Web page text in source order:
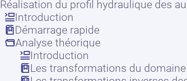
Réalisation du profil hydraulique des
Introduction
Démarrage rapide
Analyse théorique
Introduction
Les transformations du